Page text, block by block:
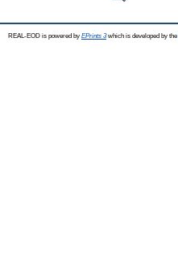
REAL-EOD is powered by EPrints 3which is developed by the